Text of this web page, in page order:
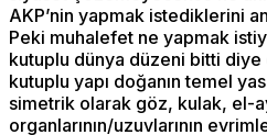
AKP’nin yapmak istediklerini
Peki muhalefet ne yapmak
kutuplu dünya düzeni bitti
kutuplu yapı doğanın temel
simetrik olarak göz, kulak, el-
organlarının/uzuvlarının